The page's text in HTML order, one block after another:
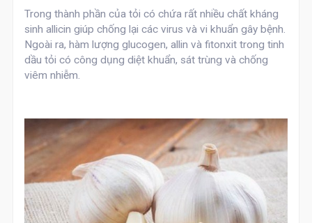
Trong thành phần của tỏi có chứa rất nhiều chất kháng
sinh allicin giúp chống lại các virus và vi khuẩn gây bệnh.
Ngoài ra, hàm lượng glucogen, allin và fitonxit trong tinh
dầu tỏi có công dụng diệt khuẩn, sát trùng và chống
viêm nhiễm.